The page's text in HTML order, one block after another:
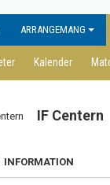
ARRANGEMANG
Kalender
IF Centern